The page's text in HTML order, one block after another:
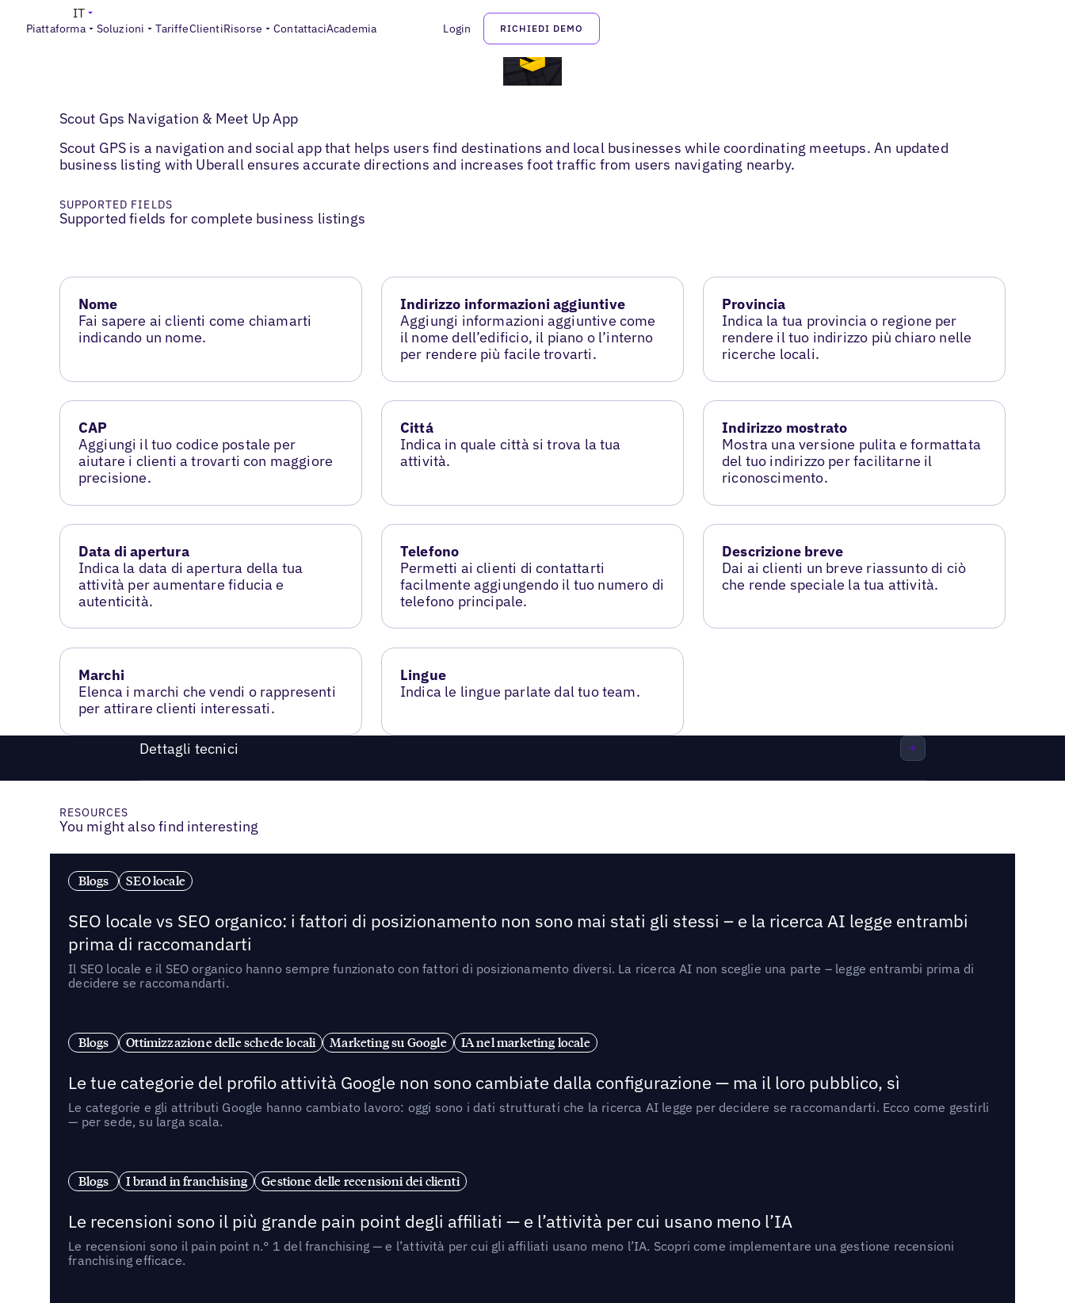
Piattaforma Soluzioni TariffeClientiRisorse ContattaciAcademia Login RICHIEDI DEMO
IT
Scout Gps Navigation & Meet Up App
Scout GPS is a navigation and social app that helps users find destinations and local businesses while coordinating meetups. An updated
business listing with Uberall ensures accurate directions and increases foot traffic from users navigating nearby.
SUPPORTED FIELDS
Supported fields for complete business listings
Nome
Fai sapere ai clienti come chiamarti
indicando un nome.
Indirizzo informazioni aggiuntive
Aggiungi informazioni aggiuntive come
il nome dell’edificio, il piano o l’interno
per rendere più facile trovarti.
Provincia
Indica la tua provincia o regione per
rendere il tuo indirizzo più chiaro nelle
ricerche locali.
CAP
Aggiungi il tuo codice postale per
aiutare i clienti a trovarti con maggiore
precisione.
Cittá
Indica in quale città si trova la tua
attività.
Indirizzo mostrato
Mostra una versione pulita e formattata
del tuo indirizzo per facilitarne il
riconoscimento.
Data di apertura
Indica la data di apertura della tua
attività per aumentare fiducia e
autenticità.
Telefono
Permetti ai clienti di contattarti
facilmente aggiungendo il tuo numero di
telefono principale.
Descrizione breve
Dai ai clienti un breve riassunto di ciò
che rende speciale la tua attività.
Marchi
Elenca i marchi che vendi o rappresenti
per attirare clienti interessati.
Lingue
Indica le lingue parlate dal tuo team.
Dettagli tecnici
RESOURCES
You might also find interesting
Blogs SEO locale
SEO locale vs SEO organico: i fattori di posizionamento non sono mai stati gli stessi – e la ricerca AI legge entrambi
prima di raccomandarti
Il SEO locale e il SEO organico hanno sempre funzionato con fattori di posizionamento diversi. La ricerca AI non sceglie una parte – legge entrambi prima di
decidere se raccomandarti.
Blogs Ottimizzazione delle schede locali Marketing su Google IA nel marketing locale
Le tue categorie del profilo attività Google non sono cambiate dalla configurazione — ma il loro pubblico, sì
Le categorie e gli attributi Google hanno cambiato lavoro: oggi sono i dati strutturati che la ricerca AI legge per decidere se raccomandarti. Ecco come gestirli
— per sede, su larga scala.
Blogs I brand in franchising Gestione delle recensioni dei clienti
Le recensioni sono il più grande pain point degli affiliati — e l’attività per cui usano meno l’IA
Le recensioni sono il pain point n.° 1 del franchising — e l’attività per cui gli affiliati usano meno l’IA. Scopri come implementare una gestione recensioni
franchising efficace.